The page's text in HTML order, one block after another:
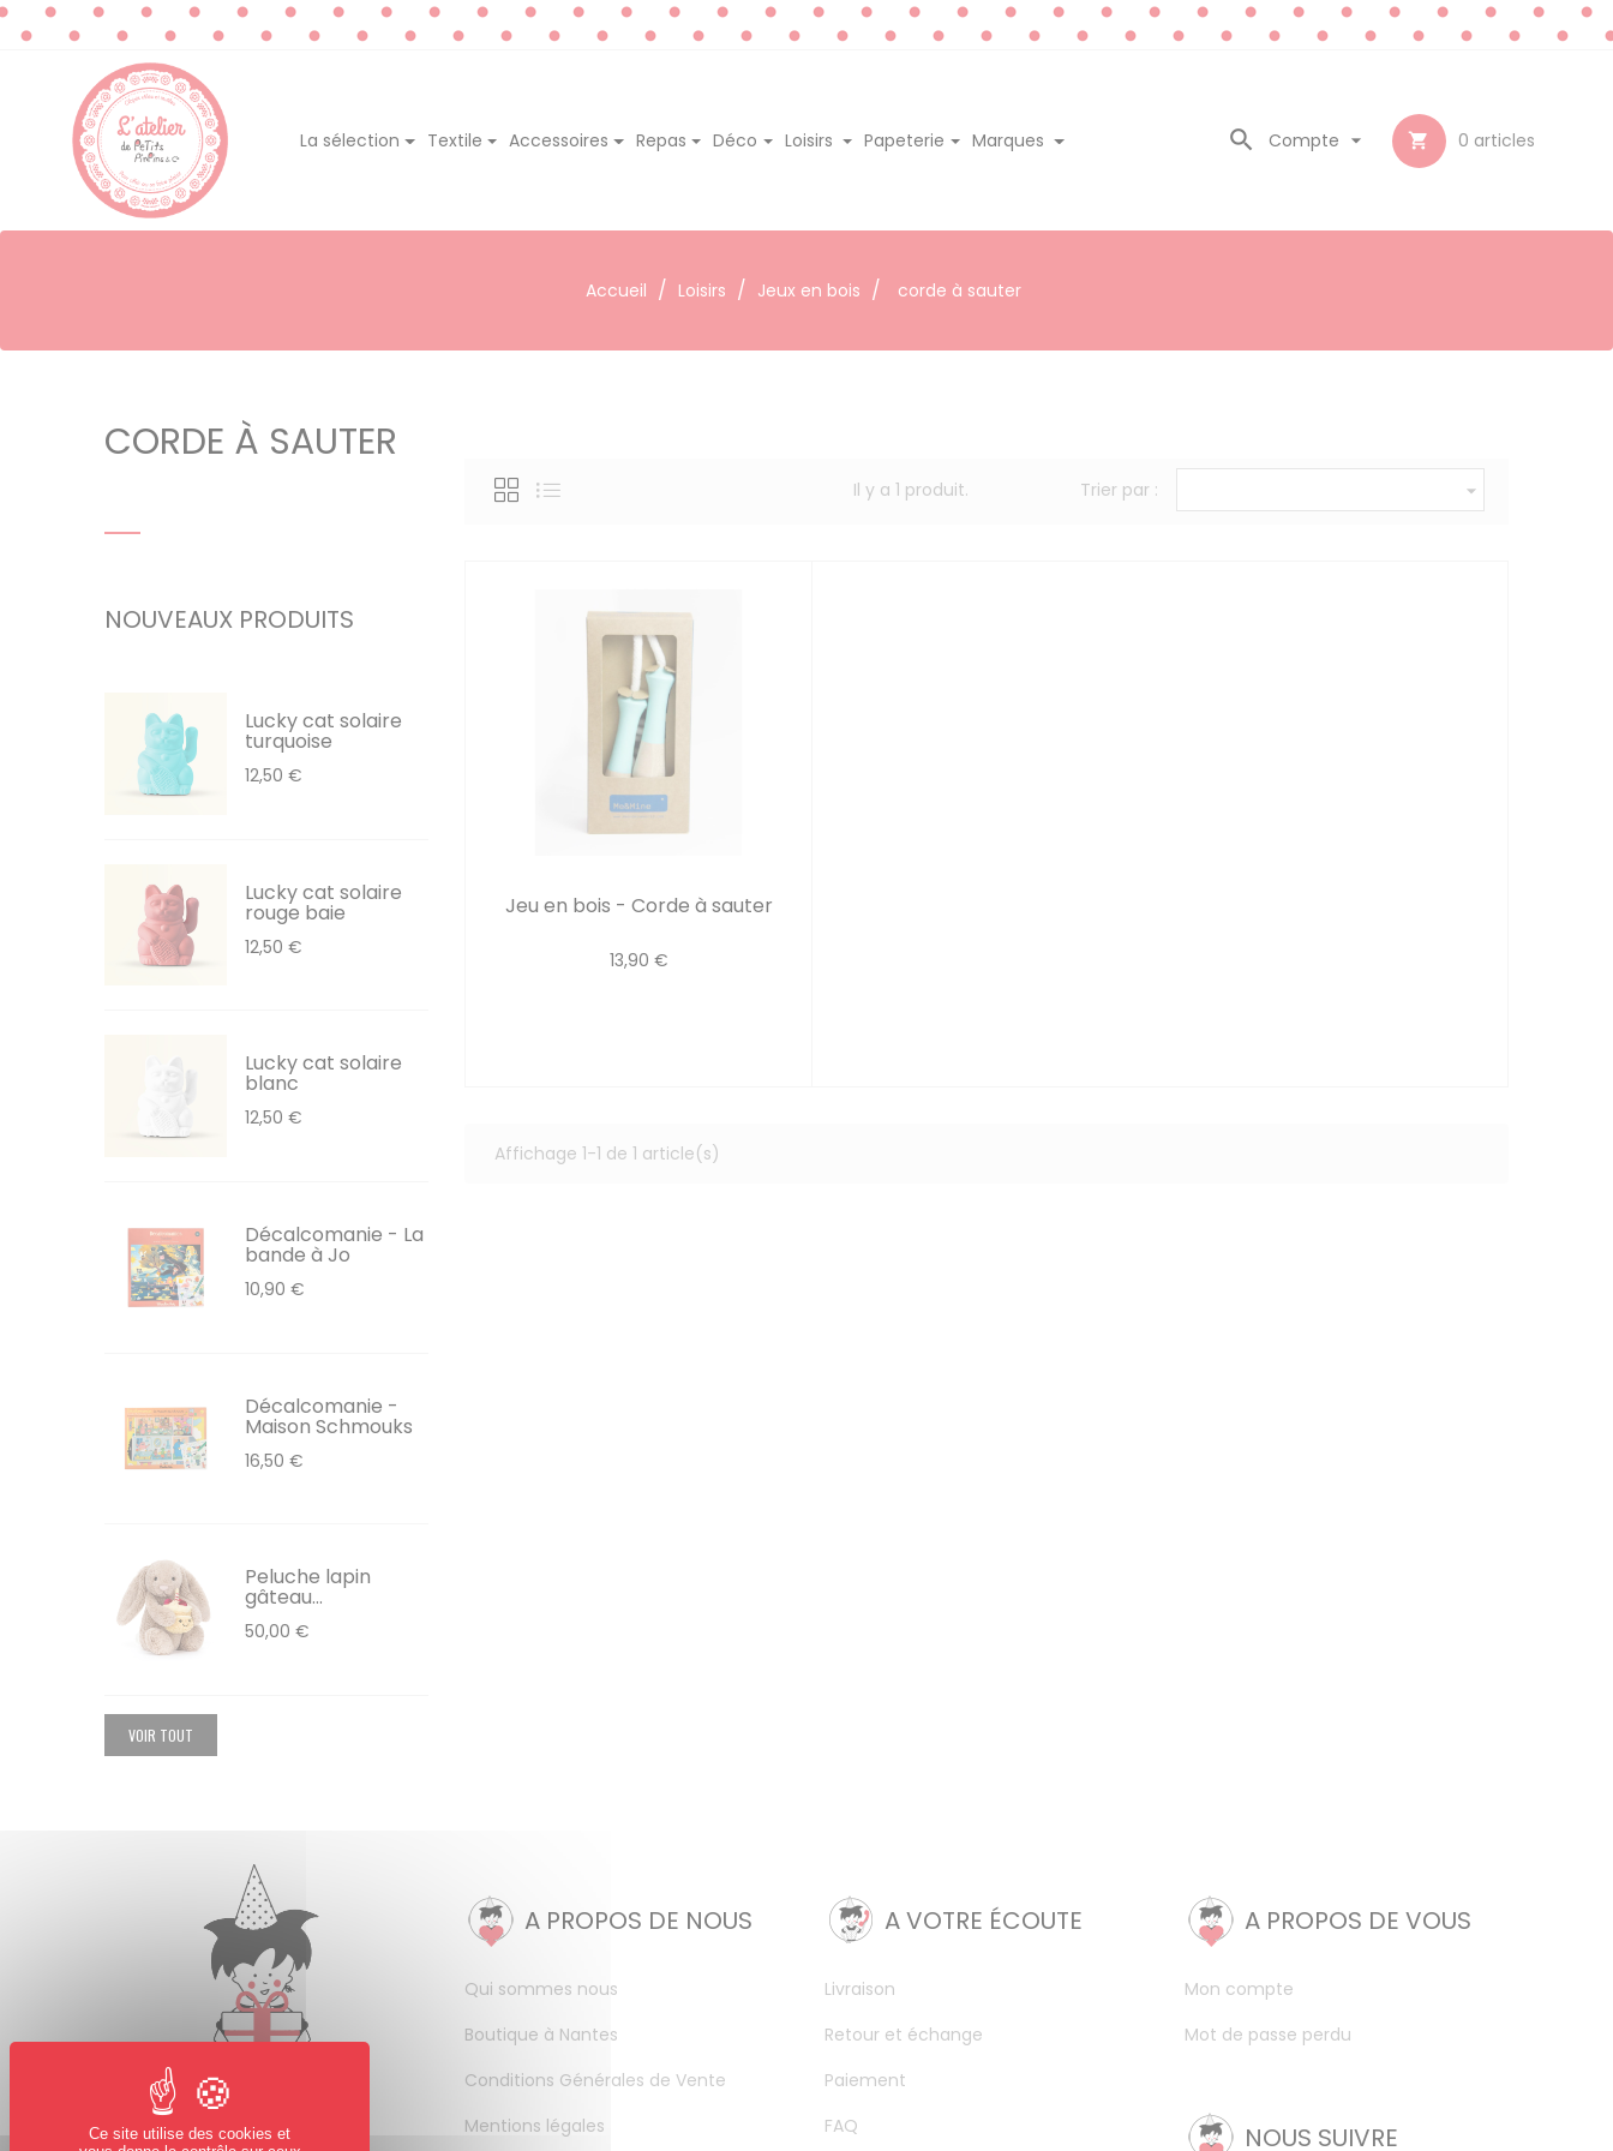
La sélection Textile Accessoires Repas Déco Loisirs Papeterie Marques  0 articles
Compte 

Accueil Loisirs Jeux en bois corde à sauter
CORDE À SAUTER
NOUVEAUX PRODUITS
Lucky cat solaire
turquoise
12,50 €
Lucky cat solaire
rouge baie
12,50 €
Lucky cat solaire
blanc
12,50 €
Décalcomanie - La
bande à Jo
10,90 €
Décalcomanie -
Maison Schmouks
16,50 €
Peluche lapin
gâteau...
50,00 €
VOIR TOUT
Il y a 1 produit. Trier par : 
Jeu en bois - Corde à sauter
13,90 €
Affichage 1-1 de 1 article(s)
A PROPOS DE NOUS
Qui sommes nous
Boutique à Nantes
Conditions Générales de Vente
Mentions légales
A VOTRE ÉCOUTE
Livraison
Retour et échange
Paiement
FAQ
A PROPOS DE VOUS
Mon compte
Mot de passe perdu
NOUS SUIVRE
Ce site utilise des cookies et